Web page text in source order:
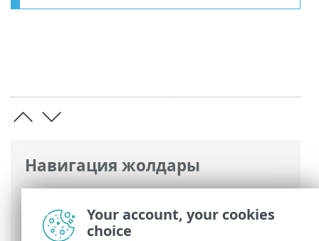
Навигация жолдары
ESET онлайн анықтамасы>ESET
Glossary
>Анықталғандар >
Бопсалаушы бағдарламалар
Your account, your cookies
choice